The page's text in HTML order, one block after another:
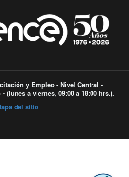
y Empleo - Nivel Central -
(lunes a viernes, 09:00 a 18:00 hrs.).
del sitio